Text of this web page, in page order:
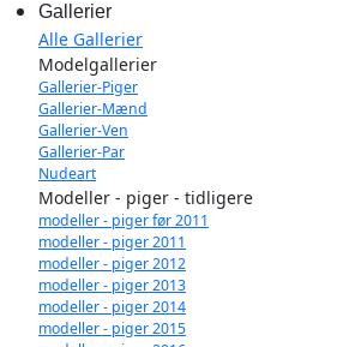
Gallerier
Alle Gallerier
Modelgallerier
Gallerier-Piger
Gallerier-Mænd
Gallerier-Ven
Gallerier-Par
Nudeart
Modeller - piger - tidligere
modeller - piger før 2011
modeller - piger 2011
modeller - piger 2012
modeller - piger 2013
modeller - piger 2014
modeller - piger 2015